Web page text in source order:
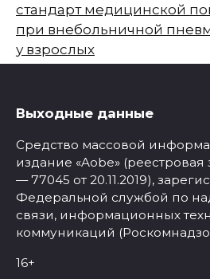
стандарт медицинской
при внебольничной
у взрослых
Выходные данные
Средство массовой
издание «Aobe»
— 77045 от 20.11.2019),
Федеральной службой по
связи, информационных
коммуникаций
16+